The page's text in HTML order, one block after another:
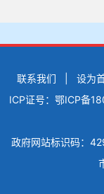
联系我们 设为
ICP证号：鄂ICP备
政府网站标识码：